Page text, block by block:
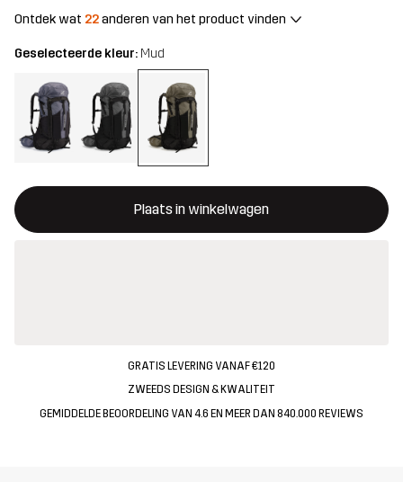
Ontdek wat 22anderen van het product vinden
Geselecteerde kleur: Mud
Plaats in winkelwagen
Deze knop opent een modal met de bevestiging van een
{{size}} niet beschikbaar
GRATIS LEVERING VANAF €120
ZWEEDS DESIGN & KWALITEIT
GEMIDDELDE BEOORDELING VAN 4.6 EN MEER DAN 840.000 REVIEWS